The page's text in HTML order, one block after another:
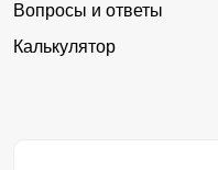
Вопросы и ответы
Калькулятор